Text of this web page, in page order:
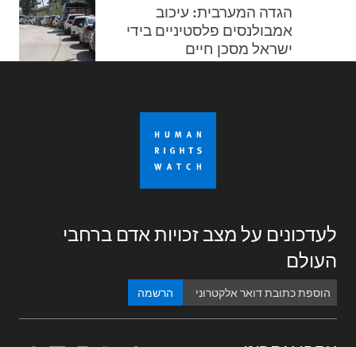
הגדה המערבית: עיכוב
אמבולנסים פלסטיניים בידי
ישראל מסכן חיים
לעדכונים על מצב זכויות אדם ברחבי
העולם
הרשמה